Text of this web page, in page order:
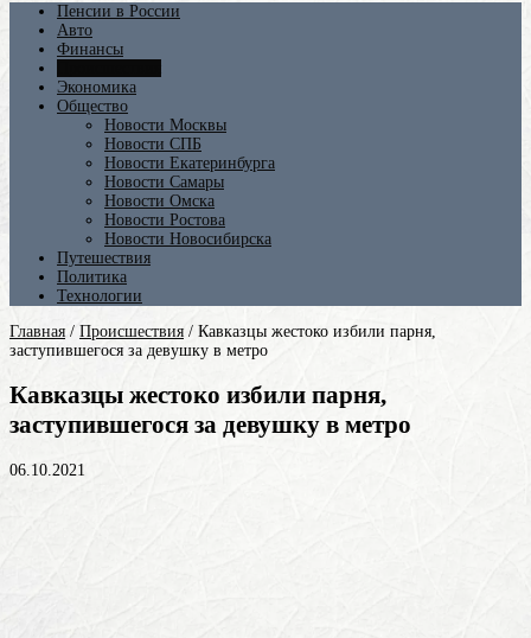
Пенсии в России
Авто
Финансы
Экономика
Общество
Новости Москвы
Новости СПБ
Новости Екатеринбурга
Новости Самары
Новости Омска
Новости Ростова
Новости Новосибирска
Путешествия
Политика
Технологии
Главная / Происшествия / Кавказцы жестоко избили парня,
заступившегося за девушку в метро
Кавказцы жестоко избили парня,
заступившегося за девушку в метро
06.10.2021